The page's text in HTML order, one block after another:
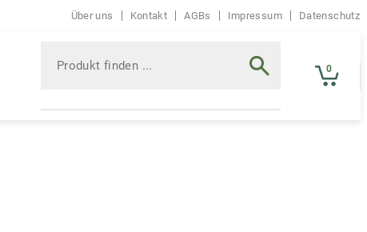
Über uns Kontakt AGBs Impressum Datenschutz
finden
Suche 0